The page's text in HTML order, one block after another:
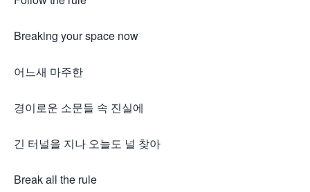
Breaking your space now
어느새 마주한
경이로운 소문들 속 진실에
긴 터널을 지나 오늘도 널 찾아
Break all the rule